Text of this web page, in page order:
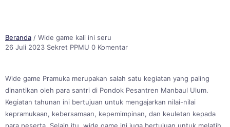
Beranda / Wide game kali ini seru
26 Juli 2023 Sekret PPMU 0 Komentar
Wide game Pramuka merupakan salah satu kegiatan yang paling
dinantikan oleh para santri di Pondok Pesantren Manbaul Ulum.
Kegiatan tahunan ini bertujuan untuk mengajarkan nilai-nilai
kepramukaan, kebersamaan, kepemimpinan, dan keuletan kepada